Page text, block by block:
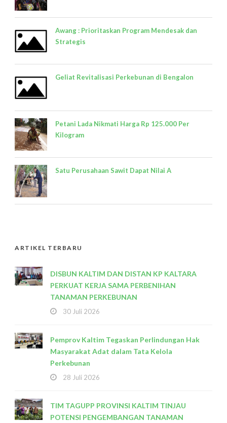
Awang : Prioritaskan Program Mendesak dan
Strategis
Geliat Revitalisasi Perkebunan di Bengalon
Petani Lada Nikmati Harga Rp 125.000 Per
Kilogram
Satu Perusahaan Sawit Dapat Nilai A
ARTIKEL TERBARU
DISBUN KALTIM DAN DISTAN KP KALTARA
PERKUAT KERJA SAMA PERBENIHAN
TANAMAN PERKEBUNAN
30 Juli 2026
Pemprov Kaltim Tegaskan Perlindungan Hak
Masyarakat Adat dalam Tata Kelola
Perkebunan
28 Juli 2026
TIM TAGUPP PROVINSI KALTIM TINJAU
POTENSI PENGEMBANGAN TANAMAN